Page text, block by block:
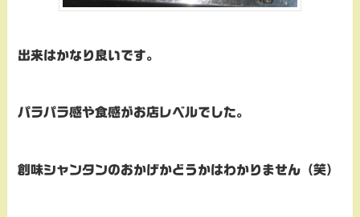
出来はかなり良いです。
パラパラ感や食感がお店レベルでした。
創味シャンタンのおかげかどうかはわかりません（笑）